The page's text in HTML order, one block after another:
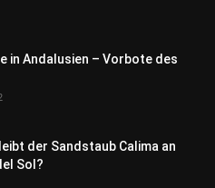
in Andalusien – Vorbote des
der Sandstaub Calima an
Sol?